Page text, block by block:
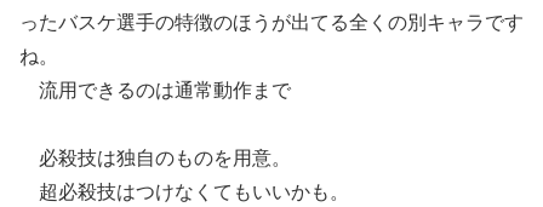
ったバスケ選手の特徴のほうが出てる全くの別キャラです
ね。
流用できるのは通常動作まで
必殺技は独自のものを用意。
超必殺技はつけなくてもいいかも。